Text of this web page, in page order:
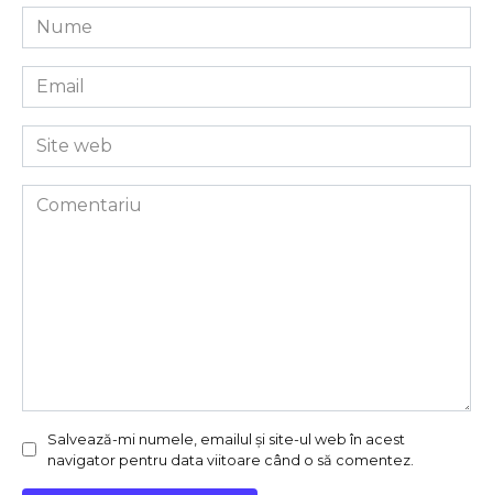
Nume
*
Email
*
Site
web
Comentariu
Salvează-mi numele, emailul și site-ul web în acest
navigator pentru data viitoare când o să comentez.